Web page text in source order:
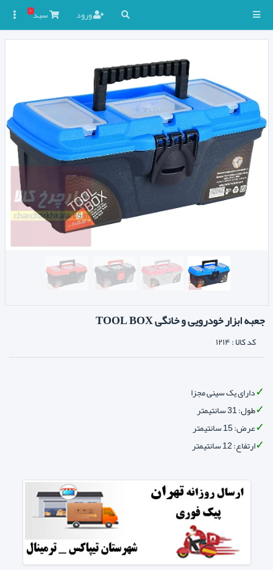
ورود سبد۰
جعبه ابزار خودرویی و خانگی TOOL BOX
کد کالا :۱۲۱۴
دارای یک سینی مجزا
طول: 31 سانتیمتر
عرض: 15 سانتیمتر
ارتفاع: 12 سانتیمتر